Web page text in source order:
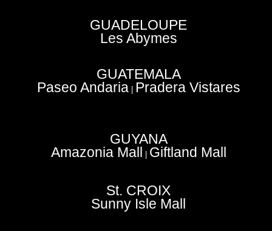
GUADELOUPE
Les Abymes
GUATEMALA
Paseo Andaria| Pradera Vistares
GUYANA
Amazonia Mall Giftland Mall
St. CROIX
Sunny Isle Mall